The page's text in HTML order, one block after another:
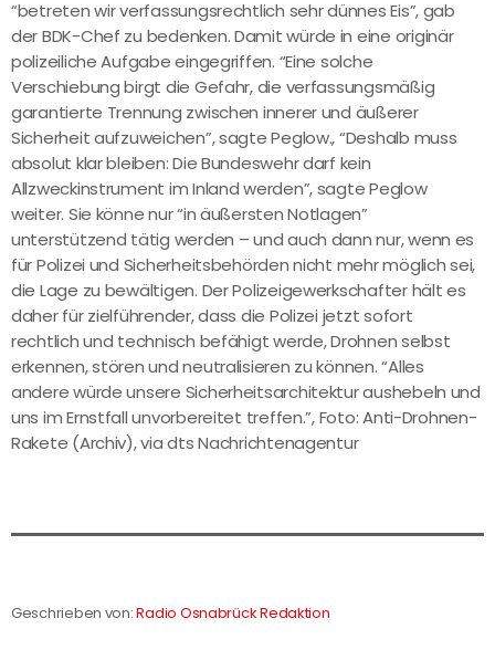
“betreten wir verfassungsrechtlich sehr dünnes Eis”, gab
der BDK-Chef zu bedenken. Damit würde in eine originär
polizeiliche Aufgabe eingegriffen. “Eine solche
Verschiebung birgt die Gefahr, die verfassungsmäßig
garantierte Trennung zwischen innerer und äußerer
Sicherheit aufzuweichen”, sagte Peglow., “Deshalb muss
absolut klar bleiben: Die Bundeswehr darf kein
Allzweckinstrument im Inland werden”, sagte Peglow
weiter. Sie könne nur “in äußersten Notlagen”
unterstützend tätig werden – und auch dann nur, wenn es
für Polizei und Sicherheitsbehörden nicht mehr möglich sei,
die Lage zu bewältigen. Der Polizeigewerkschafter hält es
daher für zielführender, dass die Polizei jetzt sofort
rechtlich und technisch befähigt werde, Drohnen selbst
erkennen, stören und neutralisieren zu können. “Alles
andere würde unsere Sicherheitsarchitektur aushebeln und
uns im Ernstfall unvorbereitet treffen.”, Foto: Anti-Drohnen-
Rakete (Archiv), via dts Nachrichtenagentur
Geschrieben von:Radio Osnabrück Redaktion